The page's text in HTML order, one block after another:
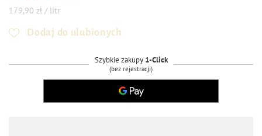
179,90 zł / litr
Dodaj do ulubionych
Szybkie zakupy 1-Click
(bez rejestracji)